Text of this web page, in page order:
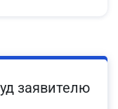
заявителю